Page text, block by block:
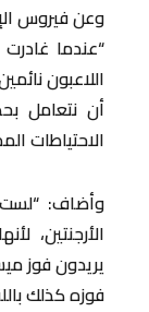
وعن فيروس
“عندما
اللاعبون
أن نتعامل
الاحتياطات
وأضاف: “لست
الأرجنتين،
يريدون فوز
فوزه كذلك